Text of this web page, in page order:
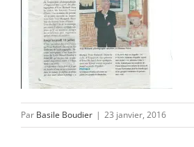
NOUS SUIVRE
L’ASSOCIATION
CONTACT/ACCÈS
Par Basile Boudier | 23 janvier, 2016